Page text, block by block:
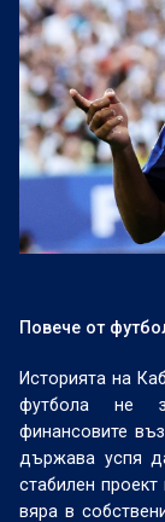
Повече от
Историята на
футбола не
финансовите
държава успя
стабилен
вяра в